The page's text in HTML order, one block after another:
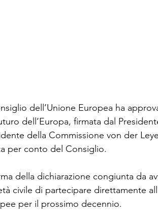
dell’Unione Europea ha
dell’Europa, firmata dal
della Commissione von der
per conto del Consiglio.
della dichiarazione congiunta da
civile di partecipare direttamente
per il prossimo decennio.